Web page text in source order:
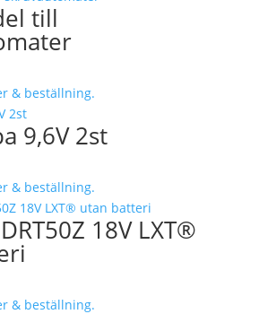
till
& beställning.
9,6V 2st
& beställning.
18V LXT®
& beställning.